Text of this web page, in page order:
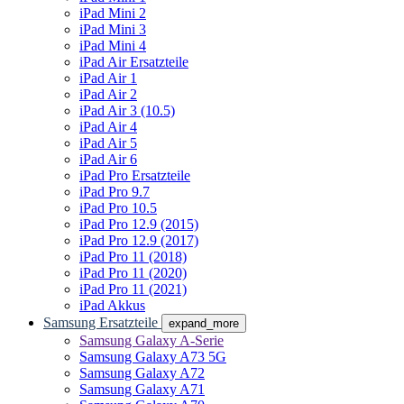
iPad Mini 2
iPad Mini 3
iPad Mini 4
iPad Air Ersatzteile
iPad Air 1
iPad Air 2
iPad Air 3 (10.5)
iPad Air 4
iPad Air 5
iPad Air 6
iPad Pro Ersatzteile
iPad Pro 9.7
iPad Pro 10.5
iPad Pro 12.9 (2015)
iPad Pro 12.9 (2017)
iPad Pro 11 (2018)
iPad Pro 11 (2020)
iPad Pro 11 (2021)
iPad Akkus
Samsung Ersatzteile
expand_more
Samsung Galaxy A-Serie
Samsung Galaxy A73 5G
Samsung Galaxy A72
Samsung Galaxy A71